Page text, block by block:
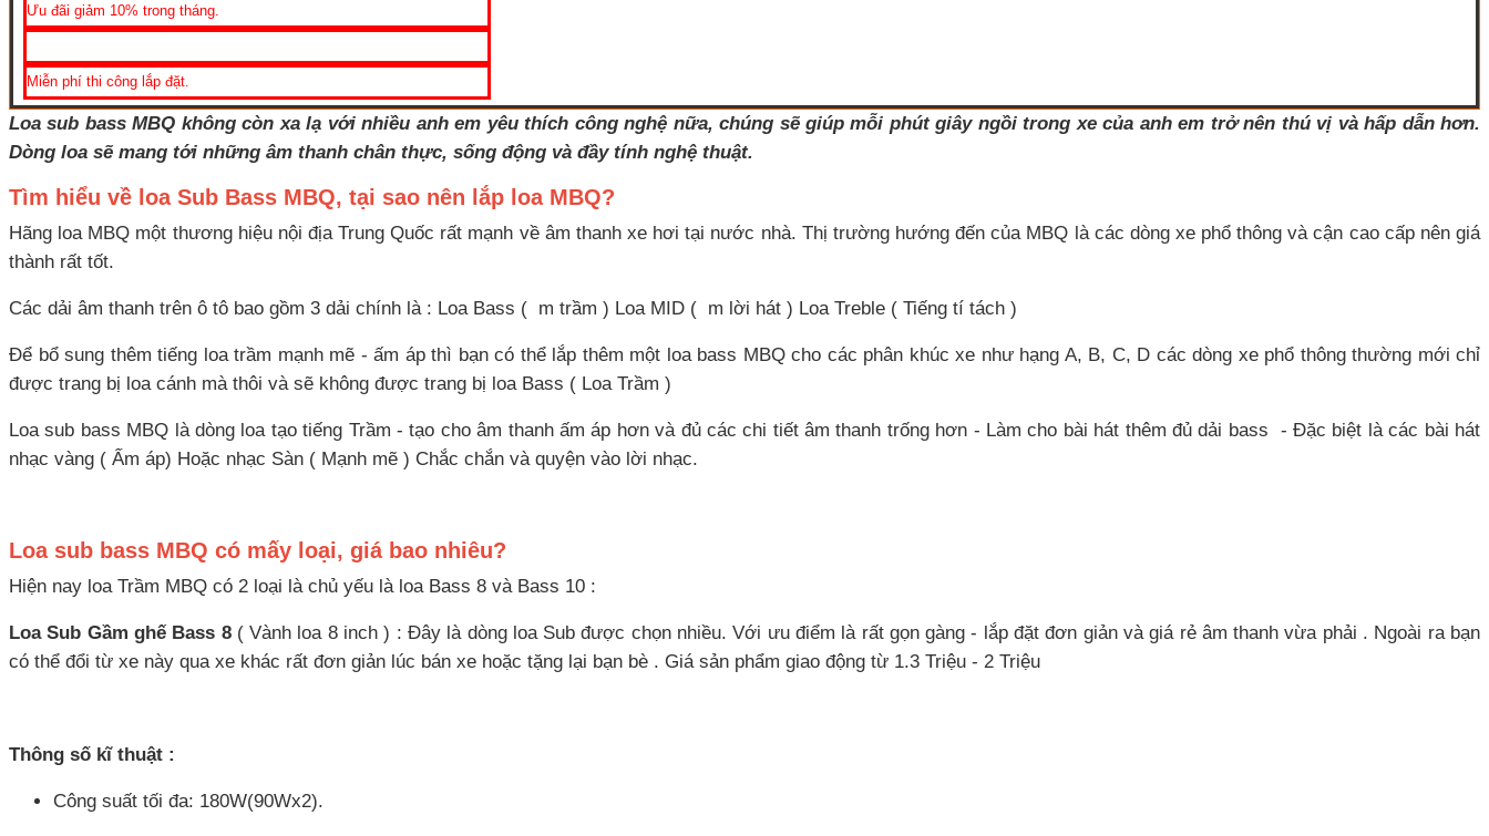
Ưu đãi giảm 10% trong tháng.
Miễn phí thi công lắp đặt.
Loa sub bass MBQ không còn xa lạ với nhiều anh em yêu thích công nghệ nữa, chúng sẽ giúp mỗi phút giây ngồi trong xe của anh em trở nên thú vị và hấp dẫn hơn.
Dòng loa sẽ mang tới những âm thanh chân thực, sống động và đầy tính nghệ thuật.
Tìm hiểu về loa Sub Bass MBQ, tại sao nên lắp loa MBQ?
Hãng loa MBQ một thương hiệu nội địa Trung Quốc rất mạnh về âm thanh xe hơi tại nước nhà. Thị trường hướng đến của MBQ là các dòng xe phổ thông và cận cao cấp nên giá
thành rất tốt.
Các dải âm thanh trên ô tô bao gồm 3 dải chính là : Loa Bass ( m trầm ) Loa MID ( m lời hát ) Loa Treble ( Tiếng tí tách )
Để bổ sung thêm tiếng loa trầm mạnh mẽ - ấm áp thì bạn có thể lắp thêm một loa bass MBQ cho các phân khúc xe như hạng A, B, C, D các dòng xe phổ thông thường mới chỉ
được trang bị loa cánh mà thôi và sẽ không được trang bị loa Bass ( Loa Trầm )
Loa sub bass MBQ là dòng loa tạo tiếng Trầm - tạo cho âm thanh ấm áp hơn và đủ các chi tiết âm thanh trống hơn - Làm cho bài hát thêm đủ dải bass - Đặc biệt là các bài hát
nhạc vàng ( Ấm áp) Hoặc nhạc Sàn ( Mạnh mẽ ) Chắc chắn và quyện vào lời nhạc.
Loa sub bass MBQ có mấy loại, giá bao nhiêu?
Hiện nay loa Trầm MBQ có 2 loại là chủ yếu là loa Bass 8 và Bass 10 :
Loa Sub Gầm ghế Bass 8( Vành loa 8 inch ) : Đây là dòng loa Sub được chọn nhiều. Với ưu điểm là rất gọn gàng - lắp đặt đơn giản và giá rẻ âm thanh vừa phải . Ngoài ra bạn
có thể đổi từ xe này qua xe khác rất đơn giản lúc bán xe hoặc tặng lại bạn bè . Giá sản phẩm giao động từ 1.3 Triệu - 2 Triệu
Thông số kĩ thuật :
Công suất tối đa: 180W(90Wx2).